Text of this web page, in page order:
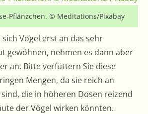
Pflänzchen. © Meditations/Pixabay
Vögel erst an das sehr
gewöhnen, nehmen es dann aber
an. Bitte verfüttern Sie diese
Mengen, da sie reich an
die in höheren Dosen reizend
der Vögel wirken könnten.